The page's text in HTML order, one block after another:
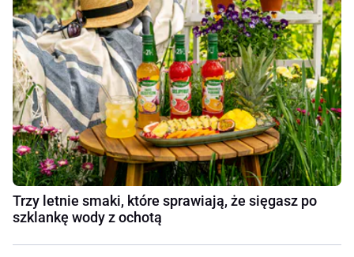
Trzy letnie smaki, które sprawiają, że sięgasz po
szklankę wody z ochotą